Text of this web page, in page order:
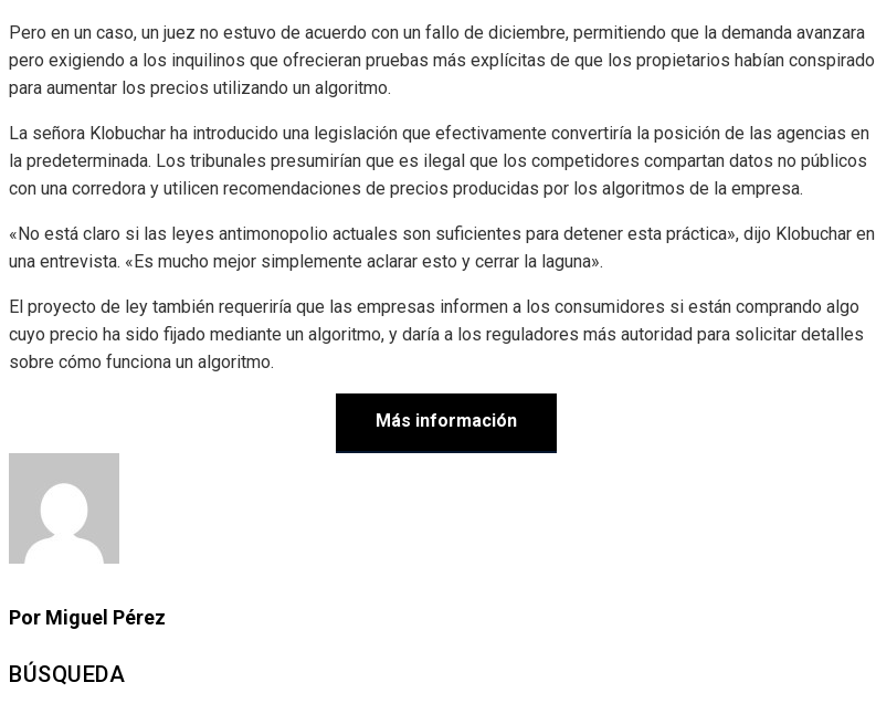
Pero en un caso, un juez no estuvo de acuerdo con un fallo de diciembre, permitiendo que la demanda avanzara
pero exigiendo a los inquilinos que ofrecieran pruebas más explícitas de que los propietarios habían conspirado
para aumentar los precios utilizando un algoritmo.
La señora Klobuchar ha introducido una legislación que efectivamente convertiría la posición de las agencias en
la predeterminada. Los tribunales presumirían que es ilegal que los competidores compartan datos no públicos
con una corredora y utilicen recomendaciones de precios producidas por los algoritmos de la empresa.
«No está claro si las leyes antimonopolio actuales son suficientes para detener esta práctica», dijo Klobuchar en
una entrevista. «Es mucho mejor simplemente aclarar esto y cerrar la laguna».
El proyecto de ley también requeriría que las empresas informen a los consumidores si están comprando algo
cuyo precio ha sido fijado mediante un algoritmo, y daría a los reguladores más autoridad para solicitar detalles
sobre cómo funciona un algoritmo.
Más información
Por Miguel Pérez
BÚSQUEDA